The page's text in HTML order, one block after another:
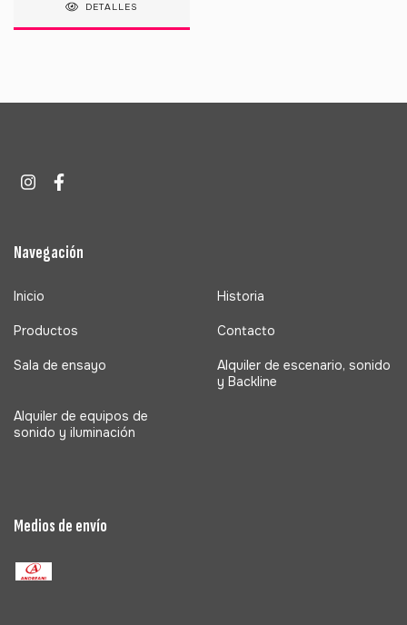
DETALLES
Navegación
Inicio Historia
Productos Contacto
Sala de ensayo
Alquiler de escenario, sonido
y Backline
Alquiler de equipos de
sonido y iluminación
Medios de envío